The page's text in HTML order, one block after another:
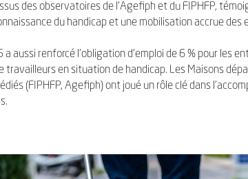
des observatoires de l’Agefiph et du FIPHFP,
du handicap et une mobilisation accrue des
a aussi renforcé l’obligation d’emploi de 6 % pour les
travailleurs en situation de handicap. Les Maisons
(FIPHFP, Agefiph) ont joué un rôle clé dans